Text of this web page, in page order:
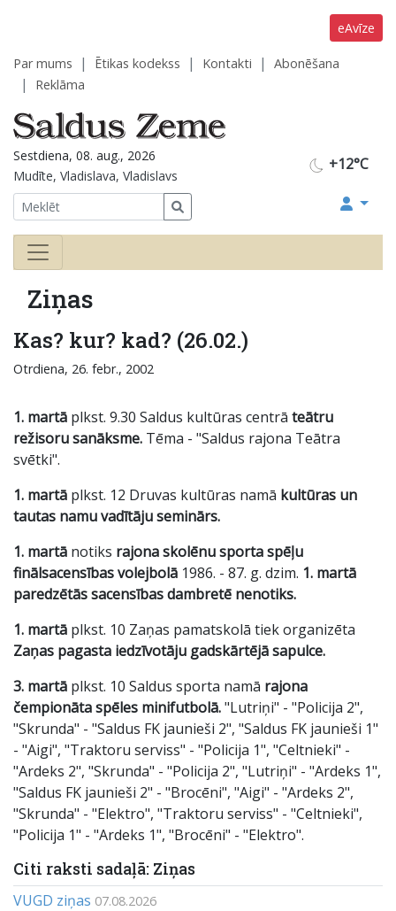
eAvīze
Par mums Ētikas kodekss Kontakti
Abonēšana
Reklāma
+12°C
Sestdiena, 08. aug., 2026
Mudīte, Vladislava, Vladislavs
Ziņas
Kas? kur? kad? (26.02.)
Otrdiena, 26. febr., 2002
1. martā plkst. 9.30 Saldus kultūras centrā teātru
režisoru sanāksme. Tēma - "Saldus rajona Teātra
svētki".
1. martā plkst. 12 Druvas kultūras namā kultūras un
tautas namu vadītāju seminārs.
1. martā notiks rajona skolēnu sporta spēļu
finālsacensības volejbolā 1986. - 87. g. dzim. 1. martā
paredzētās sacensības dambretē nenotiks.
1. martā plkst. 10 Zaņas pamatskolā tiek organizēta
Zaņas pagasta iedzīvotāju gadskārtējā sapulce.
3. martā plkst. 10 Saldus sporta namā rajona
čempionāta spēles minifutbolā."Lutriņi" - "Policija 2",
"Skrunda" - "Saldus FK jaunieši 2", "Saldus FK jaunieši 1"
- "Aigi", "Traktoru serviss" - "Policija 1", "Celtnieki" -
"Ardeks 2", "Skrunda" - "Policija 2", "Lutriņi" - "Ardeks 1",
"Saldus FK jaunieši 2" - "Brocēni", "Aigi" - "Ardeks 2",
"Skrunda" - "Elektro", "Traktoru serviss" - "Celtnieki",
"Policija 1" - "Ardeks 1", "Brocēni" - "Elektro".
Citi raksti sadaļā: Ziņas
VUGD ziņas 07.08.2026